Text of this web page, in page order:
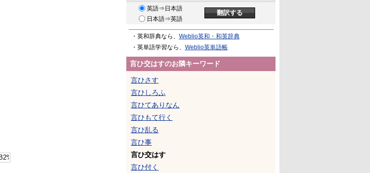
英語⇒日本語
日本語⇒英語
・英和辞典なら、 Weblio英和・和英辞典
・英単語学習なら、 Weblio英単語帳
言ひ交はすのお隣キーワード
言ひさす
言ひしろふ
言ひてありなん
言ひもて行く
言ひ乱る
言ひ事
言ひ交はす
言ひ付く